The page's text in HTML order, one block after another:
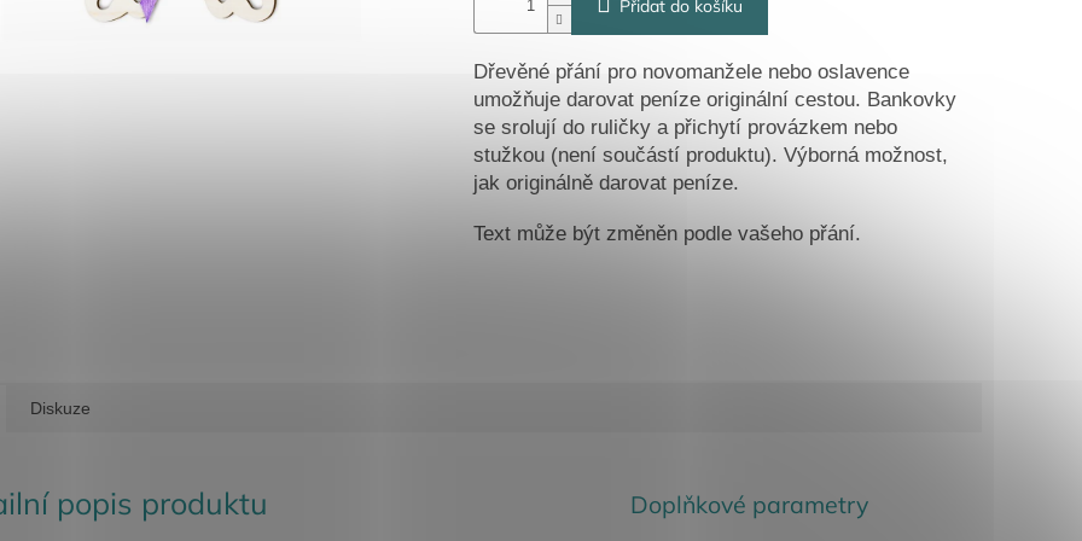
Přidat do košíku
Dřevěné přání pro novomanžele nebo oslavence
umožňuje darovat peníze originální cestou. Bankovky
se srolují do ruličky a přichytí provázkem nebo
stužkou (není součástí produktu). Výborná možnost,
jak originálně darovat peníze.
Text může být změněn podle vašeho přání.
Diskuze
popis produktu Doplňkové parametry